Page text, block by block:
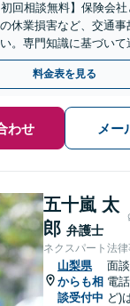
初回相談無料】保険会
休業損害など、交通
。専門知識に基づい
善の方法をご提案しま
料金表を見る
わせ メー
五十嵐 太
郎 弁護士
ネクスパート法
山梨県
からも相
談受付中
面
電
ど)